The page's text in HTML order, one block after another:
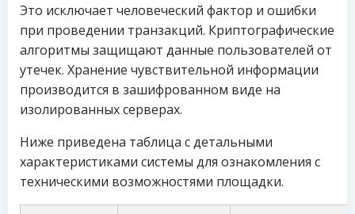
Это исключает человеческий фактор и ошибки
при проведении транзакций. Криптографические
алгоритмы защищают данные пользователей от
утечек. Хранение чувствительной информации
производится в зашифрованном виде на
изолированных серверах.
Ниже приведена таблица с детальными
характеристиками системы для ознакомления с
техническими возможностями площадки.